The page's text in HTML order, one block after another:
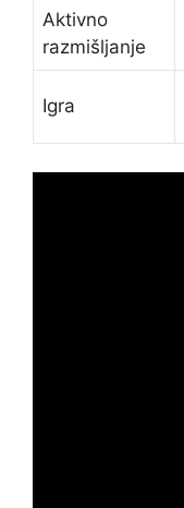
Aktivno
razmišljanje
Igra